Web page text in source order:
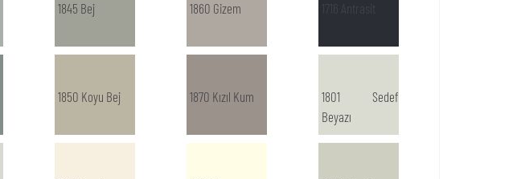
1845 Bej 1860 Gizem 1716 Antrasit
1850 Koyu Bej 1870 Kızıl Kum
1801 Sedef
Beyazı